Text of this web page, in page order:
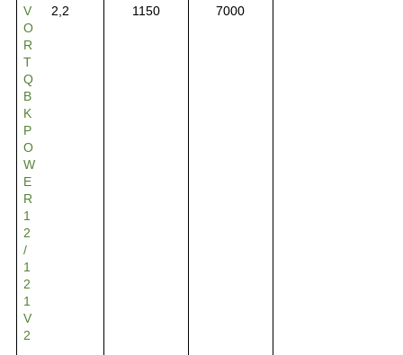
V
O
R
T
Q
B
K
P
O
W
E
R
1
2
/
1
2
1
V
2
2,2 1150 7000